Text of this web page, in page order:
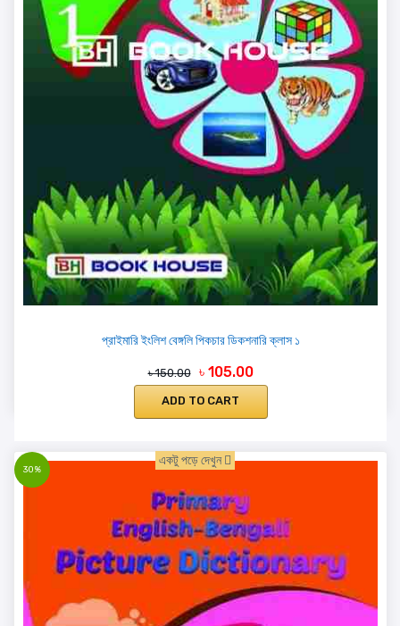
প্রাইমারি ইংলিশ বেঙ্গলি পিকচার ডিকশনারি ক্লাস ১
৳ 150.00 ৳ 105.00
ADD TO CART
30%
একটু পড়ে দেখুন